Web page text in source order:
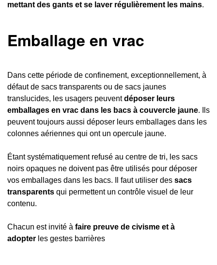
mettant des gants et se laver régulièrement les mains.
Emballage en vrac
Dans cette période de confinement, exceptionnellement, à
défaut de sacs transparents ou de sacs jaunes
translucides, les usagers peuventdéposer leurs
emballages en vrac dans les bacs à couvercle jaune. Ils
peuvent toujours aussi déposer leurs emballages dans les
colonnes aériennes qui ont un opercule jaune.
Étant systématiquement refusé au centre de tri, les sacs
noirs opaques ne doivent pas être utilisés pour déposer
vos emballages dans les bacs. Il faut utiliser des sacs
transparents qui permettent un contrôle visuel de leur
contenu.
Chacun est invité à faire preuve de civisme et à
adopter les gestes barrières